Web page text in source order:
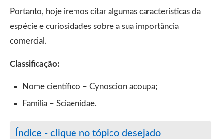
Portanto, hoje iremos citar algumas características da
espécie e curiosidades sobre a sua importância
comercial.
Classificação:
Nome científico – Cynoscion acoupa;
Família – Sciaenidae.
Índice - clique no tópico desejado